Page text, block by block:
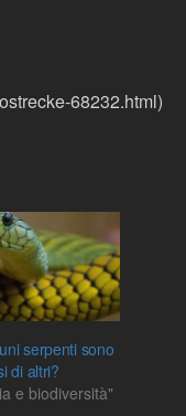
68232.html)
serpenti sono
di altri?
e biodiversità"